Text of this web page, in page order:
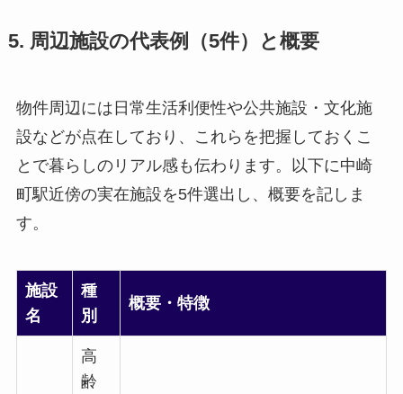
5. 周辺施設の代表例（5件）と概要
物件周辺には日常生活利便性や公共施設・文化施
設などが点在しており、これらを把握しておくこ
とで暮らしのリアル感も伝わります。以下に中崎
町駅近傍の実在施設を5件選出し、概要を記しま
す。
施設
名
種
別
概要・特徴
高
齢